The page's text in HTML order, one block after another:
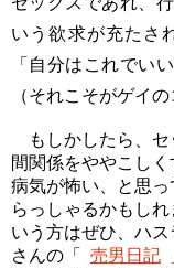
いう欲求が充たさ
「自分はこれでい
（それこそがゲイ
もしかしたら、セ
間関係をややこしく
病気が怖い、と思
らっしゃるかもしれ
いう方はぜひ、ハス
さんの「
売男日記